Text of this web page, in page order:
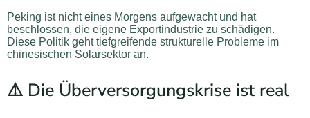
Peking ist nicht eines Morgens aufgewacht und hat
beschlossen, die eigene Exportindustrie zu schädigen.
Diese Politik geht tiefgreifende strukturelle Probleme im
chinesischen Solarsektor an.
⚠️ Die Überversorgungskrise ist real